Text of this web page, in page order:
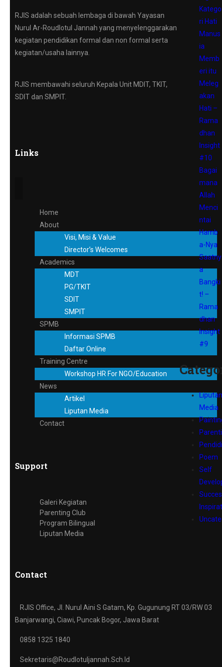
Katego
ri Hati
Manus
ia
Memb
eri itu
Meleg
akan
Hati –
Rama
dhan
Insight
#10
Bagai
mana
Allah
Menci
ntai
Hamb
a-Nya
Saatny
a
Bangki
t! –
Rama
dhan
Insight
#9
Media
Poem
Self
RJIS adalah sebuah lembaga di bawah Yayasan
Nurul Ar-Roudlotul Jannah yang menyelenggarakan
kegiatan pendidikan formal dan non formal serta
kegiatan/usaha lainnya.
RJIS membawahi seluruh Kepala Unit MDIT, TKIT,
SDIT dan SMPIT.
Links
Home
About
Visi, Misi & Value
Director’s Welcomes
Academics
MDT
PG/TKIT
SDIT
SMPIT
SPMB
Informasi SPMB
Daftar Online
Training Centre
Workshop HR For NGO/Education
News
Artikel
Liputan Media
Contact
Support
Galeri Kegiatan
Parenting Club
Program Bilingual
Liputan Media
Contact
RJIS Office, Jl. Nurul Aini S Gatam, Kp. Gugunung RT 03/RW 03
Banjarwangi, Ciawi, Puncak Bogor, Jawa Barat
0858 1325 1840
Sekretaris@roudlotuljannah.sch.id